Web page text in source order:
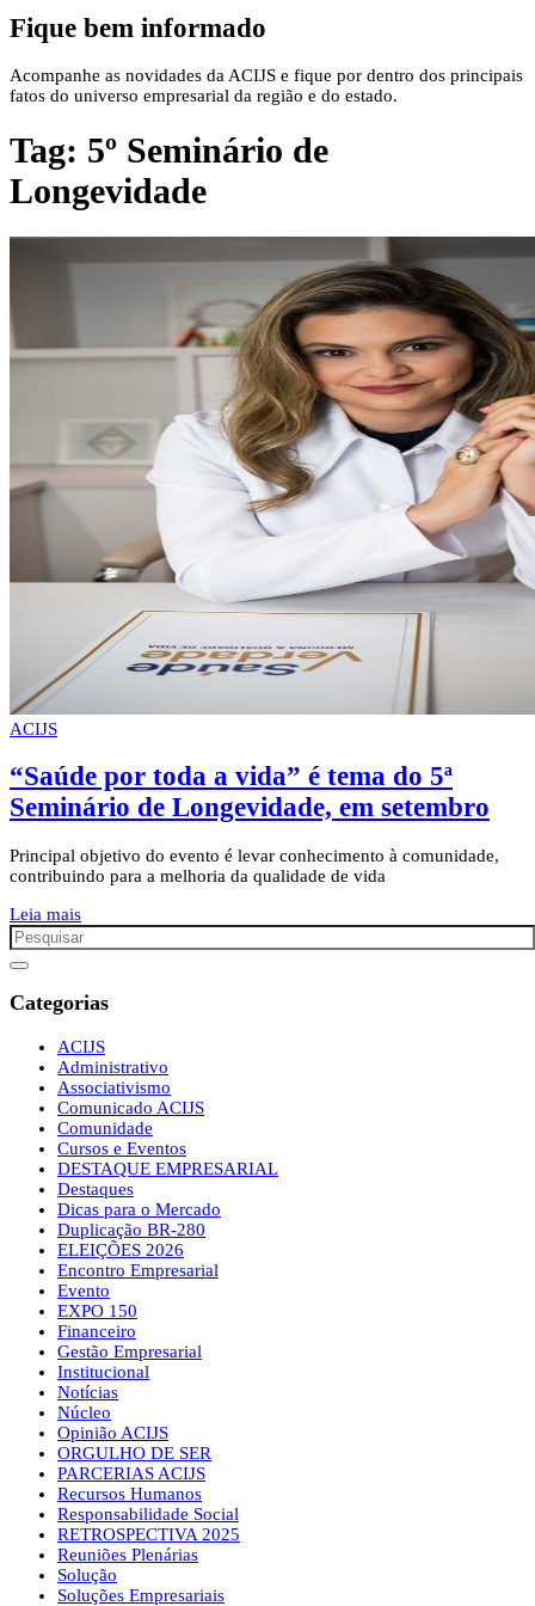
Fique bem informado
Acompanhe as novidades da ACIJS e fique por dentro dos principais
fatos do universo empresarial da região e do estado.
Tag: 5º Seminário de
Longevidade
ACIJS
“Saúde por toda a vida” é tema do 5ª
Seminário de Longevidade, em setembro
Principal objetivo do evento é levar conhecimento à comunidade,
contribuindo para a melhoria da qualidade de vida
Leia mais
Categorias
ACIJS
Administrativo
Associativismo
Comunicado ACIJS
Comunidade
Cursos e Eventos
DESTAQUE EMPRESARIAL
Destaques
Dicas para o Mercado
Duplicação BR-280
ELEIÇÕES 2026
Encontro Empresarial
Evento
EXPO 150
Financeiro
Gestão Empresarial
Institucional
Notícias
Núcleo
Opinião ACIJS
ORGULHO DE SER
PARCERIAS ACIJS
Recursos Humanos
Responsabilidade Social
RETROSPECTIVA 2025
Reuniões Plenárias
Solução
Soluções Empresariais